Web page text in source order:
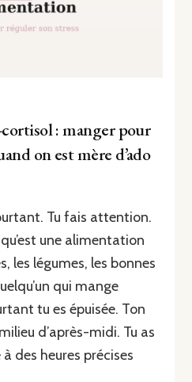
: manger pour
on est mère d’ado
Tu fais attention.
une alimentation
les légumes, les bonnes
qui mange
tu es épuisée. Ton
d’après-midi. Tu as
des heures précises